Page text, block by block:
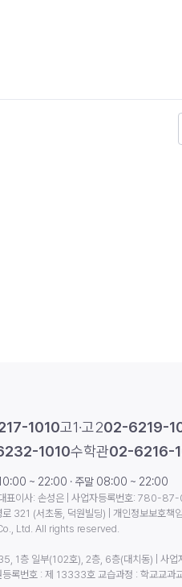
1010고1·고202-6219-
1010수학관02-6216-
10:00 ~ 22:00 · 주말 08:00 ~ 22:00
표이사: 손성은 | 사업자등록번호: 780-
로 321 (서초동, 덕원빌딩) | 개인정보보호
Ltd. All rights reserved.
1층 일부(102호), 2층, 6층(대치동) |
록번호 : 제 13333호 교습과정 : 학교교과